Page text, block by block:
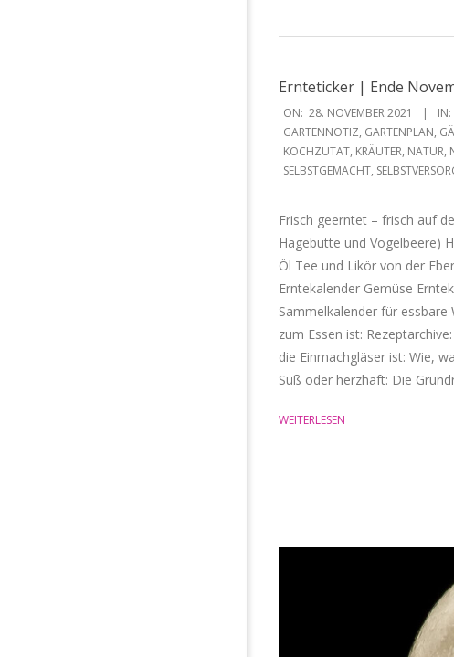
Ernteticker | Ende
2021-
11-
28
ON: 28. NOVEMBER 2021 IN:
GARTENNOTIZ, GARTENPLAN,
KOCHZUTAT, KRÄUTER, NATUR,
SELBSTGEMACHT,
Frisch geerntet – frisch auf
Hagebutte und Vogelbeere)
Öl Tee und Likör von der
Erntekalender Gemüse
Sammelkalender für essbare
zum Essen ist:
die Einmachgläser ist: Wie,
Süß oder herzhaft: Die
WEITERLESEN